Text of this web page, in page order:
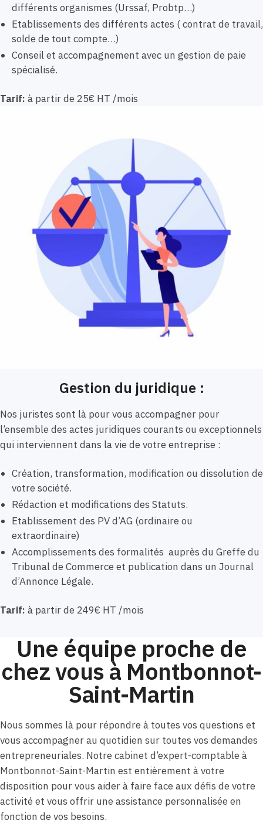
différents organismes (Urssaf, Probtp…)
Etablissements des différents actes ( contrat de travail,
solde de tout compte…)
Conseil et accompagnement avec un gestion de paie
spécialisé.
Tarif: à partir de 25€ HT /mois
Gestion du juridique :
Nos juristes sont là pour vous accompagner pour
l’ensemble des actes juridiques courants ou exceptionnels
qui interviennent dans la vie de votre entreprise :
Création, transformation, modification ou dissolution de
votre société.
Rédaction et modifications des Statuts.
Etablissement des PV d’AG (ordinaire ou
extraordinaire)
Accomplissements des formalités auprès du Greffe du
Tribunal de Commerce et publication dans un Journal
d’Annonce Légale.
Tarif: à partir de 249€ HT /mois
Une équipe proche de
chez vous à Montbonnot-
Saint-Martin
Nous sommes là pour répondre à toutes vos questions et
vous accompagner au quotidien sur toutes vos demandes
entrepreneuriales. Notre cabinet d’expert-comptable à
Montbonnot-Saint-Martin est entièrement à votre
disposition pour vous aider à faire face aux défis de votre
activité et vous offrir une assistance personnalisée en
fonction de vos besoins.